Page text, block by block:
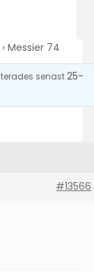
› Messier 74
senast25-
#13566